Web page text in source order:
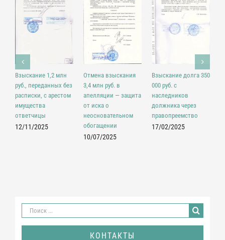
Взыскание 1,2 млн
руб., переданных без
расписки, с арестом
имущества
ответчицы
12/11/2025
Отмена взыскания
3,4 млн руб. в
апелляции — защита
от иска о
неосновательном
обогащении
10/07/2025
Взыскание долга 350
000 руб. с
наследников
должника через
правопреемство
17/02/2025
Результат
поиска:
КОНТАКТЫ